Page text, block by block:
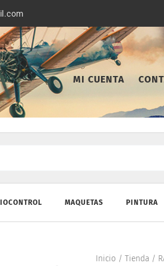
MI CUENTA
MAQUETAS PINTURA
Inicio / Tienda/